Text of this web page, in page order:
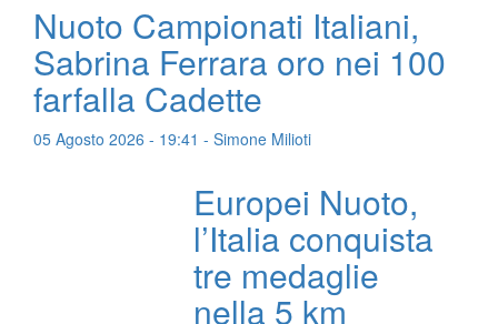
Nuoto Campionati Italiani,
Sabrina Ferrara oro nei 100
farfalla Cadette
05 Agosto 2026 - 19:41 - Simone Milioti
Europei Nuoto,
l’Italia conquista
tre medaglie
nella 5 km